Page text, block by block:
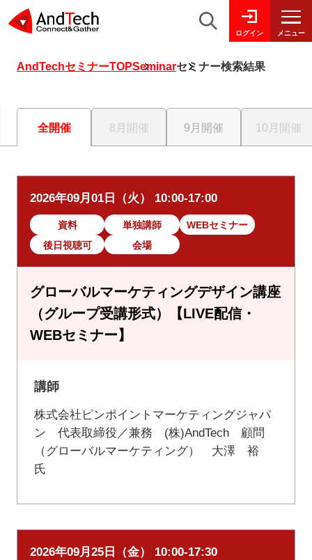
ログイン メニュー
AndTechセミナーTOPSeminarセミナー検索結果
全開催 8月開催 9月開催 10月開催
2026年09月01日（火） 10:00-17:00
資料 単独講師
WEBセミナー
後日視聴可
会場
グローバルマーケティングデザイン講座
（グループ受講形式）【LIVE配信・
WEBセミナー】
講師
株式会社ピンポイントマーケティングジャパ
ン 代表取締役／兼務 (株)AndTech 顧問
（グローバルマーケティング） 大澤 裕
氏
2026年09月25日（金） 10:00-17:30